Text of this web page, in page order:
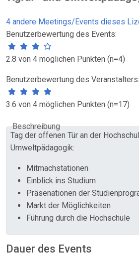
4 andere Meetings/Events dieses
Benutzerbewertung des Events:
2.8 von 4 möglichen Punkten (n=4)
Benutzerbewertung des Veranstalters:
3.6 von 4 möglichen Punkten (n=17)
Beschreibung
Tag der offenen Tür an der
Umweltpädagogik:
Mitmachstationen
Einblick ins Studium
Präsenationen der
Markt der Möglichkeiten
Führung durch die Hochschule
Dauer des Events